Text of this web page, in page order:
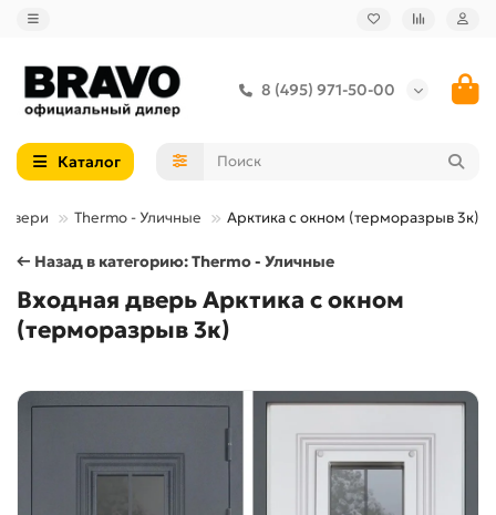
8 (495) 971-50-00
Каталог
Thermo - Уличные Арктика с окном (терморазрыв 3к)
← Назад в категорию: Thermo - Уличные
Входная дверь Арктика с окном
(терморазрыв 3к)